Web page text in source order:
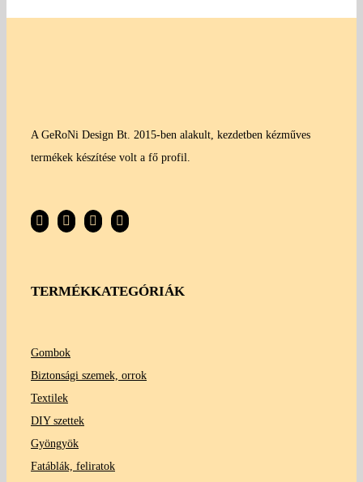
A GeRoNi Design Bt. 2015-ben alakult, kezdetben kézműves
termékek készítése volt a fő profil.
TERMÉKKATEGÓRIÁK
Gombok
Biztonsági szemek, orrok
Textilek
DIY szettek
Gyöngyök
Fatáblák, feliratok